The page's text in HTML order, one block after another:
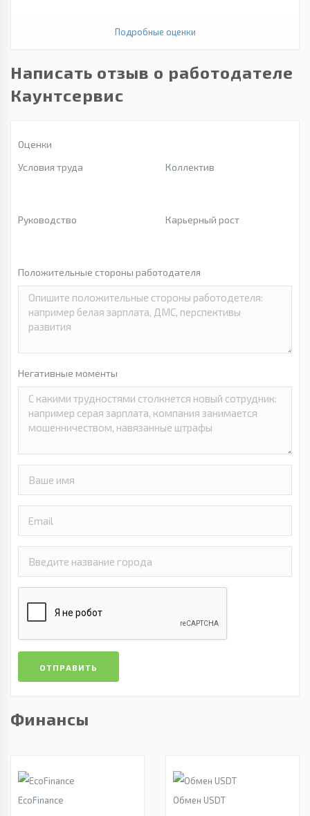
Подробные оценки
Написать отзыв о работодателе
Каунтсервис
Оценки
Условия труда
Коллектив
Руководство Карьерный рост
Положительные стороны работодателя
Негативные моменты
ОТПРАВИТЬ
Финансы
EcoFinance
Обмен USDT